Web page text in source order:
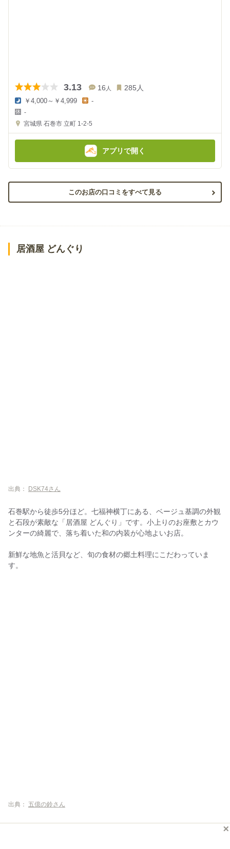
3.13 16 人 285人
夜
の
金
￥4,000～￥4,999
金
-
-
宮城県 石巻市 立町 1-2-5
アプリで開く
このお店の口コミをすべて見る
居酒屋 どんぐり
出典： DSK74さん
石巻駅から徒歩5分ほど。七福神横丁にある、ベージュ基調の外観
と石段が素敵な「居酒屋 どんぐり」です。小上りのお座敷とカウ
ンターの綺麗で、落ち着いた和の内装が心地よいお店。
新鮮な地魚と活貝など、旬の食材の郷土料理にこだわっていま
す。
出典： 五億の鈴さん